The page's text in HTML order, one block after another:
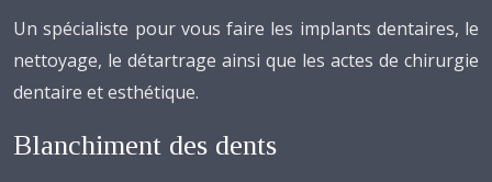
Un spécialiste pour vous faire les implants dentaires, le
nettoyage, le détartrage ainsi que les actes de chirurgie
dentaire et esthétique.
Blanchiment des dents